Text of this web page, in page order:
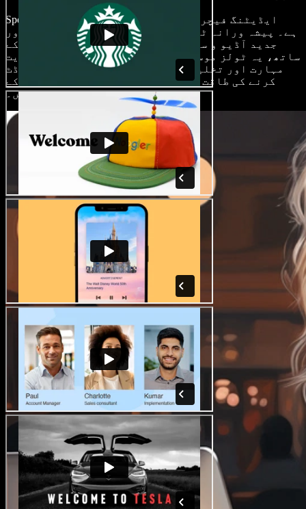
Speechify Studio جدید AI ایڈیٹنگ فیچرز فراہم کرتا
ہے۔ پیشہ ورانہ ٹرانزیشنز، متحرک بصری اثرات، اور
جدید آڈیو و ساؤنڈ ایفیکٹس ایڈیٹنگ کنٹرولز کے
ساتھ، یہ ٹولز موسیقاروں اور تخلیق کاروں کو نہایت
مہارت اور تخلیقی انداز میں موسیقی ویڈیوز ایڈٹ
کرنے کی طاقت دیتے ہیں، جو تجربہ کار ماہرین کے
معیار کا مقابلہ کر سکیں۔